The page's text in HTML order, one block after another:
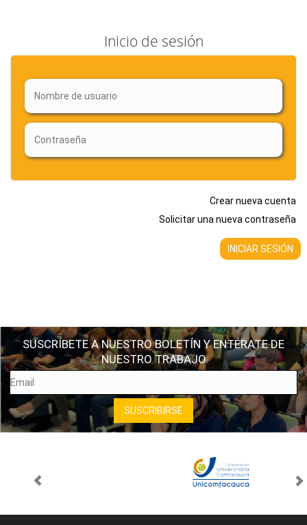
Inicio de sesión
Crear nueva cuenta
Solicitar una nueva contraseña
SUSCRÍBETE A NUESTRO BOLETÍN Y ENTÉRATE DE
NUESTRO TRABAJO